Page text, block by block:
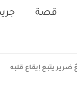
قصة
يتبع إيقاع قلبه